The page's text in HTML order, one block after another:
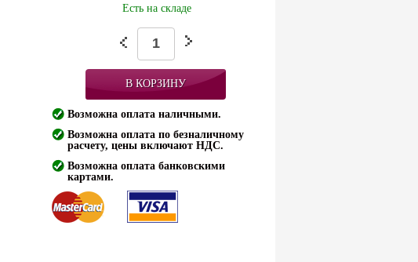
Есть на складе
Возможна оплата наличными.
Возможна оплата по безналичному
расчету, цены включают НДС.
Возможна оплата банковскими
картами.